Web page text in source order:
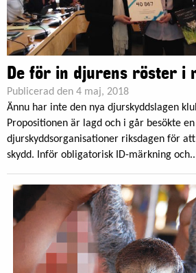
De för in djurens röster i
Publicerad den 4 maj, 2018
Ännu har inte den nya djurskyddslagen
Propositionen är lagd och i går besökte
djurskyddsorganisationer riksdagen för
skydd. Inför obligatorisk ID-märkning